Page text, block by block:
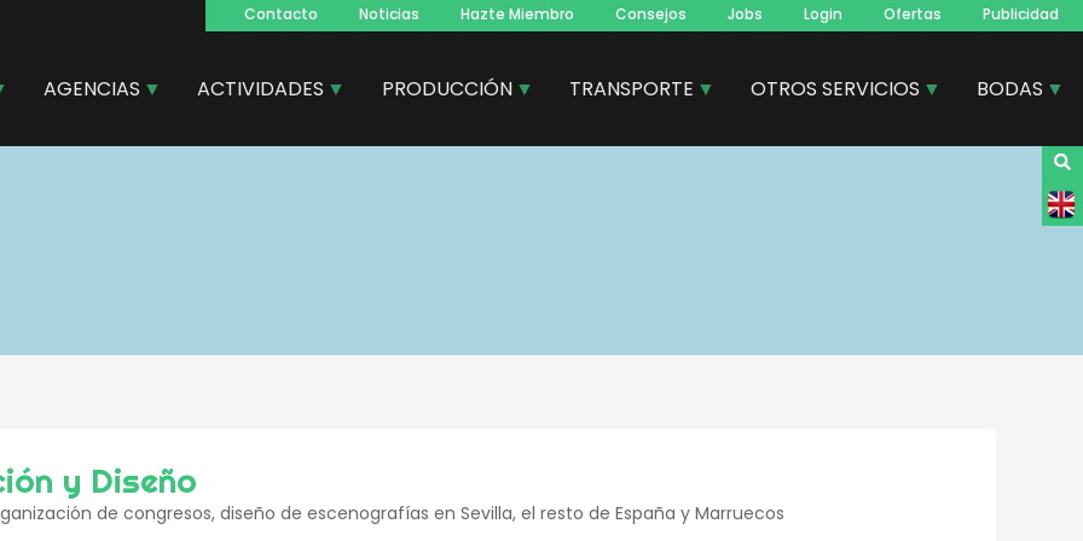
Navegacion
principal
Contacto Noticias Hazte Miembro Consejos Jobs Login Ofertas Publicidad
AGENCIAS ACTIVIDADES PRODUCCIÓN TRANSPORTE OTROS SERVICIOS BODAS
y Diseño
de congresos, diseño de escenografías en Sevilla, el resto de España y Marruecos